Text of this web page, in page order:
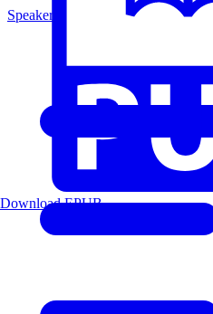
Speakers
Download EPUB